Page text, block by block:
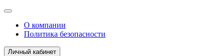
О компании
Политика безопасности
Личный кабинет